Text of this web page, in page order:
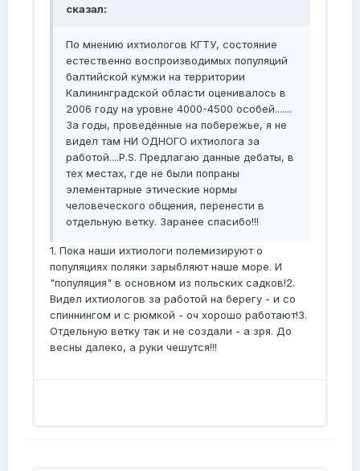
сказал:
По мнению ихтиологов КГТУ, состояние
естественно воспроизводимых популяций
балтийской кумжи на территории
Калининградской области оценивалось в
2006 году на уровне 4000-4500 особей.......
За годы, проведённые на побережье, я не
видел там НИ ОДНОГО ихтиолога за
работой....P.S. Предлагаю данные дебаты, в
тех местах, где не были попраны
элементарные этические нормы
человеческого общения, перенести в
отдельную ветку. Заранее спасибо!!!
1. Пока наши ихтиологи полемизируют о
популяциях поляки зарыбляют наше море. И
"популяция" в основном из польских садков!2.
Видел ихтиологов за работой на берегу - и со
спиннингом и с рюмкой - оч хорошо работают!3.
Отдельную ветку так и не создали - а зря. До
весны далеко, а руки чешутся!!!